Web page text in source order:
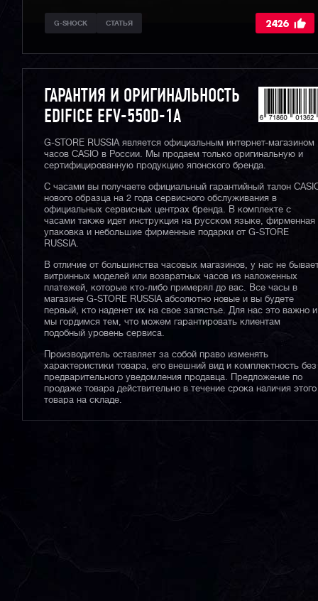
G-SHOCK СТАТЬЯ 2426
ГАРАНТИЯ И ОРИГИНАЛЬНОСТЬ
EDIFICE EFV-550D-1A
G-STORE RUSSIA является официальным интернет-магазином
часов CASIO в России. Мы продаем только оригинальную и
сертифицированную продукцию японского бренда.
С часами вы получаете официальный гарантийный талон
нового образца на 2 года сервисного обслуживания в
официальных сервисных центрах бренда. В комплекте с
часами также идет инструкция на русском языке, фирменная
упаковка и небольшие фирменные подарки от G-STORE
RUSSIA.
В отличие от большинства часовых магазинов, у нас не
витринных моделей или возвратных часов из наложенных
платежей, которые кто-либо примерял до вас. Все часы в
магазине G-STORE RUSSIA абсолютно новые и вы будете
первый, кто наденет их на свое запястье. Для нас это важно и
мы гордимся тем, что можем гарантировать клиентам
подобный уровень сервиса.
Производитель оставляет за собой право изменять
характеристики товара, его внешний вид и комплектность без
предварительного уведомления продавца. Предложение по
продаже товара действительно в течение срока наличия этого
товара на складе.